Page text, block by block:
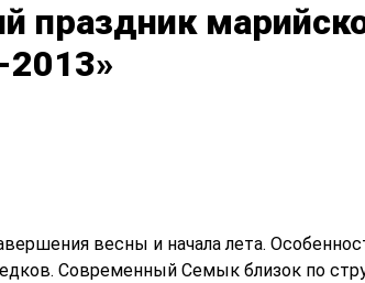
праздник
весны и начала лета.
Современный Семык близок по